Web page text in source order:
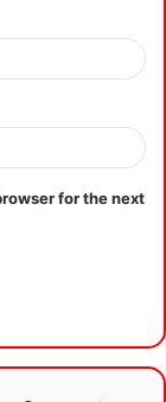
for the next